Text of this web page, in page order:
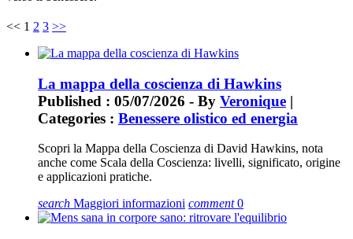
<< 1 2 3 >>
La mappa della coscienza di Hawkins
Published : 05/07/2026 - By Veronique |
Categories : Benessere olistico ed energia
Scopri la Mappa della Coscienza di David Hawkins, nota
anche come Scala della Coscienza: livelli, significato, origine
e applicazioni pratiche.
search Maggiori informazioni comment0